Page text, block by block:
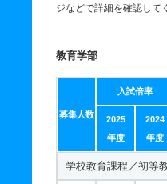
ジなどで詳細を確認して
教育学部
募集人数
入試倍率
2025
年度
2024
年度
学校教育課程／初